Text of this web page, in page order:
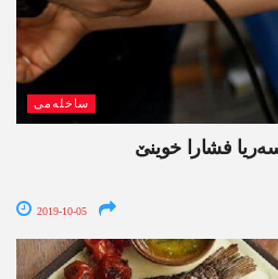
ساخلەمی
فشارا خوینێ
2019-10-05